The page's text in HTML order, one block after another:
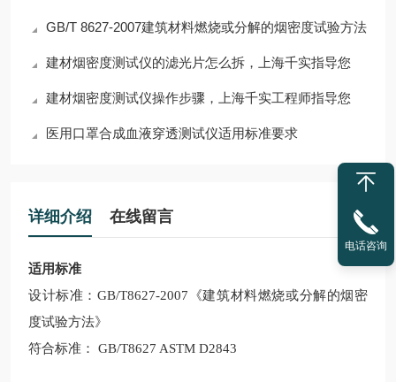
GB/T 8627-2007建筑材料燃烧或分解的烟密度试验方法
建材烟密度测试仪的滤光片怎么拆，上海千实指导您
建材烟密度测试仪操作步骤，上海千实工程师指导您
医用口罩合成血液穿透测试仪适用标准要求
详细介绍 在线留言
适用标准
设计标准：GB/T8627-2007《建筑材料燃烧或分解的烟密
度试验方法》
符合标准： GB/T8627 ASTM D2843
电话咨询